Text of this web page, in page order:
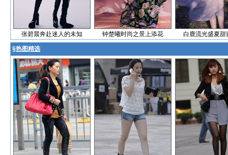
张碧晨奔赴迷人的未知 钟楚曦时尚之景上添花 白鹿流光盛夏甜
§热图精选